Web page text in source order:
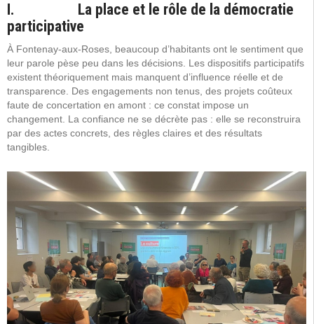
I. La place et le rôle de la démocratie
participative
À Fontenay-aux-Roses, beaucoup d’habitants ont le sentiment que
leur parole pèse peu dans les décisions. Les dispositifs participatifs
existent théoriquement mais manquent d’influence réelle et de
transparence. Des engagements non tenus, des projets coûteux
faute de concertation en amont : ce constat impose un
changement. La confiance ne se décrète pas : elle se reconstruira
par des actes concrets, des règles claires et des résultats
tangibles.